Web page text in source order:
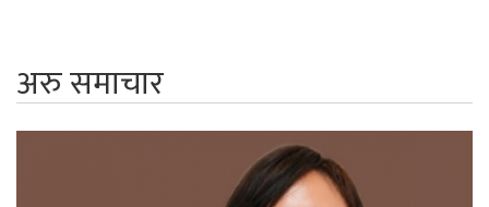
अरु समाचार